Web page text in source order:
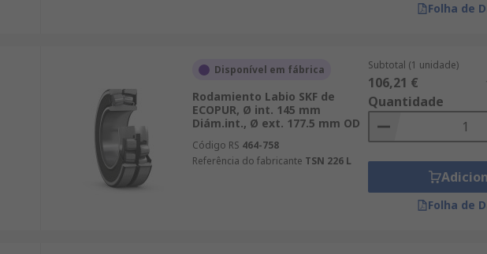
Folha de
Disponível em fábrica
Rodamiento Labio SKF de
ECOPUR, Ø int. 145 mm
Diám.int., Ø ext. 177.5 mm OD
Código RS 464-758
Referência do fabricante TSN 226 L
Subtotal (1 unidade)
106,21 €
Quantidade
Folha de